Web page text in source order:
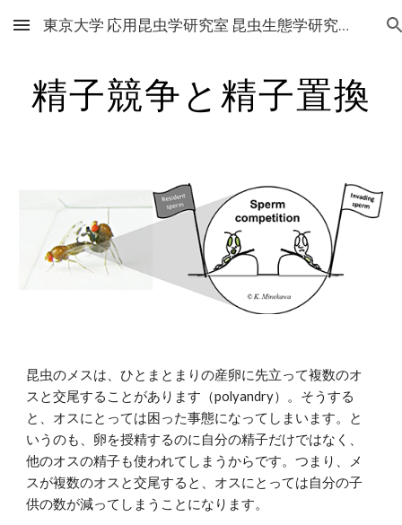
Skip to main content Skip to navigation
東京大学 応用昆虫学研究室 昆虫生態学研究グループ
精子競争と精子置換
昆虫のメスは、ひとまとまりの産卵に先立って複数のオ
スと交尾することがあります（polyandry）。そうする
と、オスにとっては困った事態になってしまいます。と
いうのも、卵を授精するのに自分の精子だけではなく、
他のオスの精子も使われてしまうからです。つまり、メ
スが複数のオスと交尾すると、オスにとっては自分の子
供の数が減ってしまうことになります。